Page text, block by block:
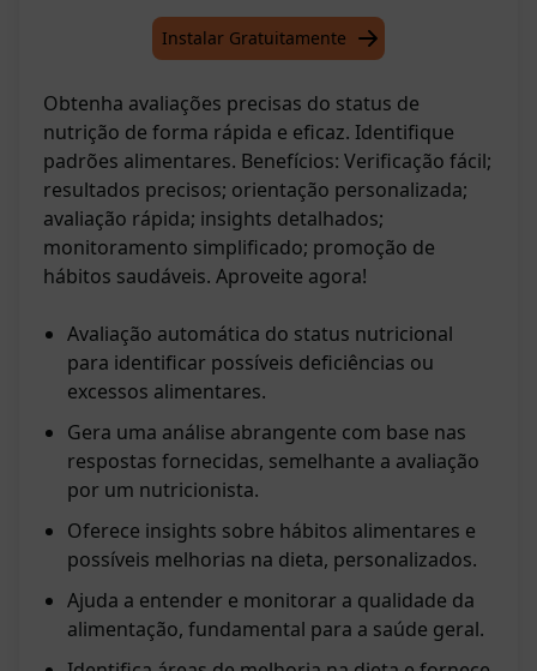
Instalar Gratuitamente
Obtenha avaliações precisas do status de
nutrição de forma rápida e eficaz. Identifique
padrões alimentares. Benefícios: Verificação fácil;
resultados precisos; orientação personalizada;
avaliação rápida; insights detalhados;
monitoramento simplificado; promoção de
hábitos saudáveis. Aproveite agora!
Avaliação automática do status nutricional
para identificar possíveis deficiências ou
excessos alimentares.
Gera uma análise abrangente com base nas
respostas fornecidas, semelhante a avaliação
por um nutricionista.
Oferece insights sobre hábitos alimentares e
possíveis melhorias na dieta, personalizados.
Ajuda a entender e monitorar a qualidade da
alimentação, fundamental para a saúde geral.